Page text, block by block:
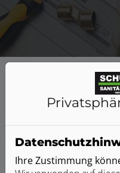
Gute Gründe
Ihre Zustimmung